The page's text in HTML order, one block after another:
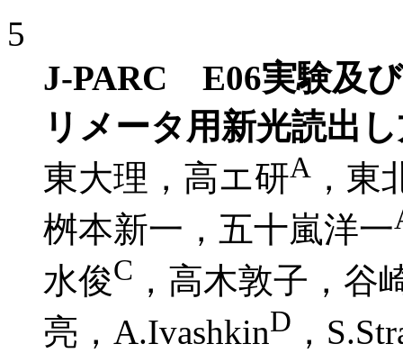
5
J-PARC E06実験及
リメータ用新光読出
東大理，高エ研A ，東
桝本新一，五十嵐洋一
水俊C ，高木敦子，谷
亮，A.IvashkinD ，